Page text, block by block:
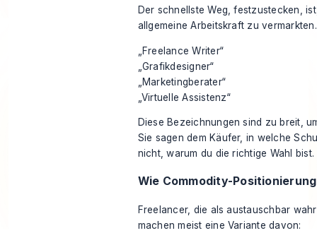
Der schnellste Weg, festzustecken,
allgemeine Arbeitskraft zu vermarkten.
„Freelance Writer“
„Grafikdesigner“
„Marketingberater“
„Virtuelle Assistenz“
Diese Bezeichnungen sind zu breit,
Sie sagen dem Käufer, in welche
nicht, warum du die richtige Wahl bist.
Wie Commodity-
Freelancer, die als austauschbar
machen meist eine Variante davon: